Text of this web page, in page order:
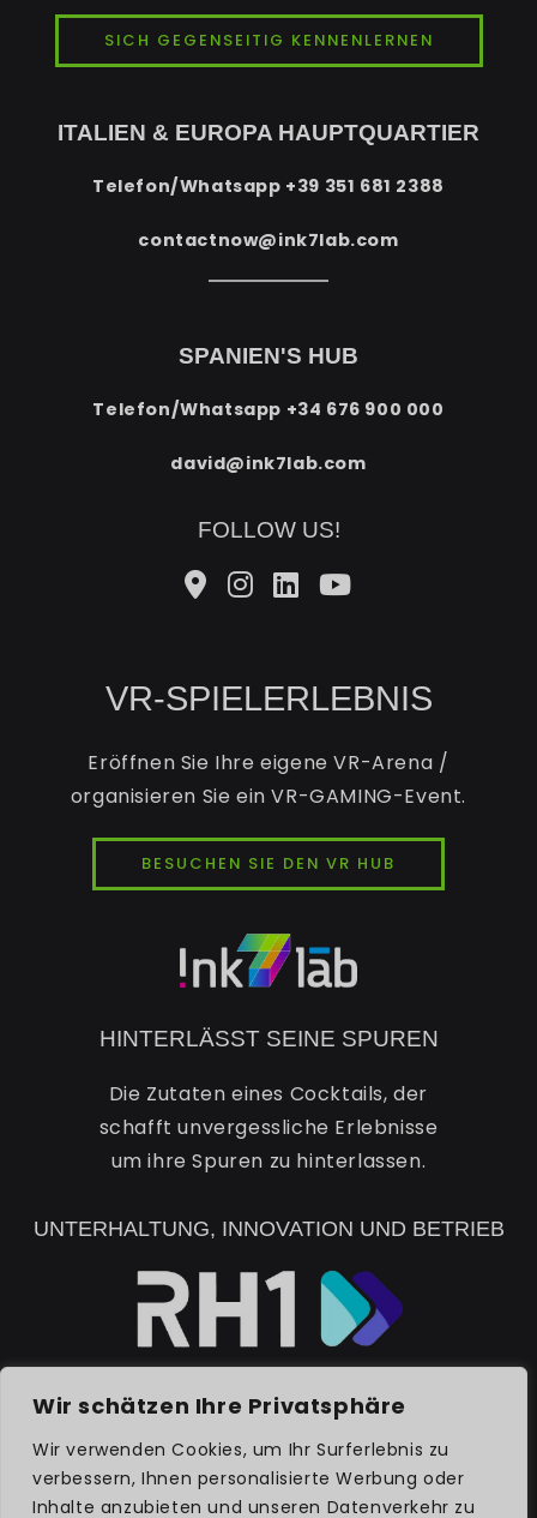
Wir schätzen Ihre Privatsphäre
Wir verwenden Cookies, um Ihr Surferlebnis zu
verbessern, Ihnen personalisierte Werbung oder
Inhalte anzubieten und unseren Datenverkehr zu
SICH GEGENSEITIG KENNENLERNEN
ITALIEN & EUROPA HAUPTQUARTIER
Telefon/Whatsapp +39 351 681 2388
contactnow@ink7lab.com
SPANIEN'S HUB
Telefon/Whatsapp +34 676 900 000
david@ink7lab.com
FOLLOW US!
VR-SPIELERLEBNIS
Eröffnen Sie Ihre eigene VR-Arena /
organisieren Sie ein VR-GAMING-Event.
BESUCHEN SIE DEN VR HUB
HINTERLÄSST SEINE SPUREN
Die Zutaten eines Cocktails, der
schafft unvergessliche Erlebnisse
um ihre Spuren zu hinterlassen.
UNTERHALTUNG, INNOVATION UND BETRIEB